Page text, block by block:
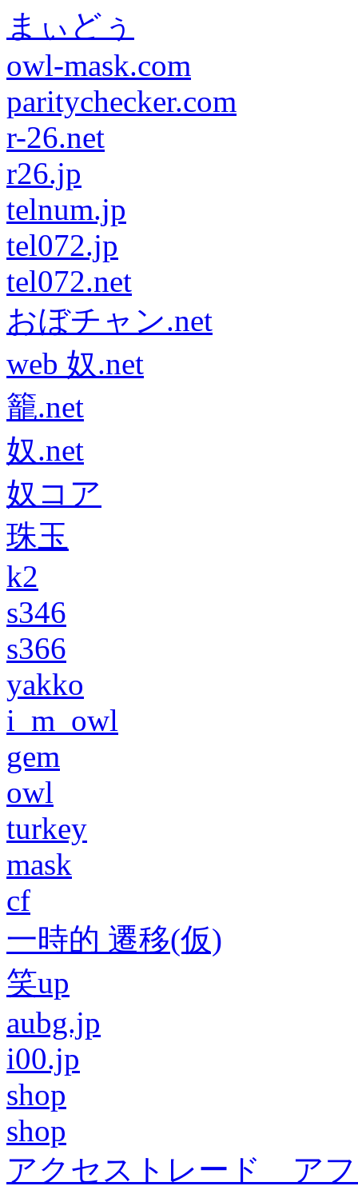
まぃどぅ
owl-mask.com
paritychecker.com
r-26.net
r26.jp
telnum.jp
tel072.jp
tel072.net
おぼチャン.net
web 奴.net
籠.net
奴.net
奴コア
珠玉
k2
s346
s366
yakko
i_m_owl
gem
owl
turkey
mask
cf
一時的 遷移(仮)
笑up
aubg.jp
i00.jp
shop
shop
アクセストレード ア